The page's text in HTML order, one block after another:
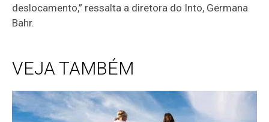
deslocamento,” ressalta a diretora do Into, Germana
Bahr.
VEJA TAMBÉM